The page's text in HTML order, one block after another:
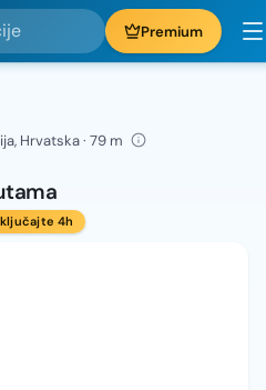
Premium
Hrvatska · 79 m
4h